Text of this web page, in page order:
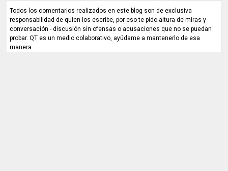
Todos los comentarios realizados en este blog son de exclusiva
responsabilidad de quien los escribe, por eso te pido altura de miras y
conversación - discusión sin ofensas o acusaciones que no se puedan
probar. QT es un medio colaborativo, ayúdame a mantenerlo de esa
manera.